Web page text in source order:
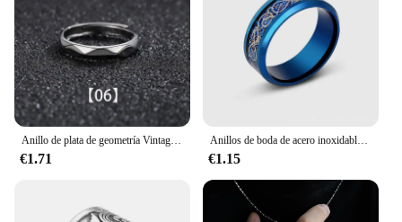
Anillo de plata de geometría Vintage para hombres y mujeres, joyería ajustable de apertura de declaración, 1 piezas, 9 estilos, nuevo en cobre
€1.71
Anillos de boda de acero inoxidable con dragón vikingo para Hombre, joyería con incrustaciones de tungsteno negro y fibra de carbono azul
€1.15